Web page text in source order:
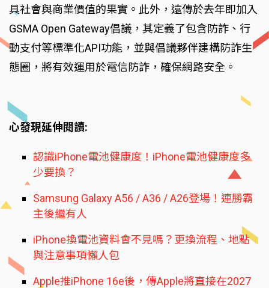
具社會與商業價值的果實。此外，遠傳於去年即加入
GSMA Open Gateway倡議，其定義了包含防詐、行
動支付等標準化API功能，並與倡議夥伴建構防詐生
態圈，將有效運用於電信防詐，確保網路安全。
心發現延伸閱讀:
認識iPhone電池健康度！iPhone電池健康度多
少要換？
Samsung Galaxy A56 / A36 / A26登場！連勝霸
主後繼有人
iPhone換電池資料會不見嗎？更換流程、地點
與注意事項懶人包
Apple推iPhone 16e後，傳Apple將直接在2027